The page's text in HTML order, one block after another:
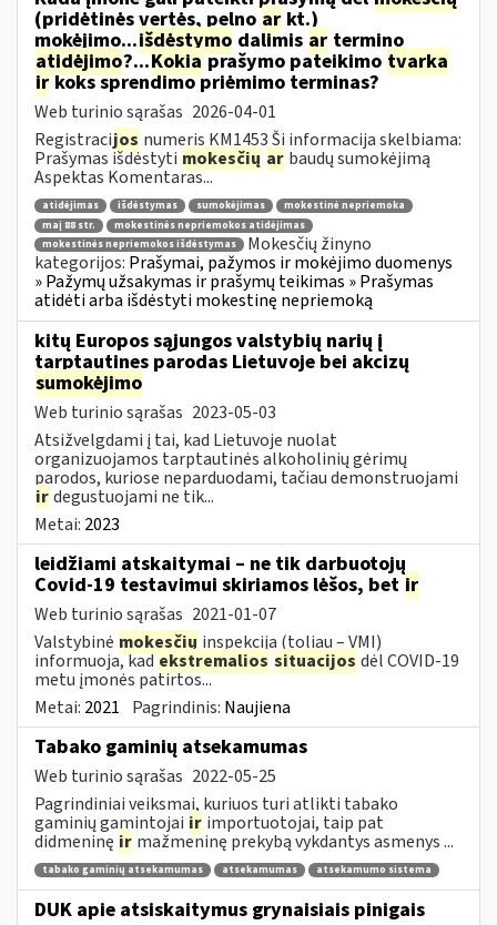
(pridėtinės vertės, pelno ar kt.)
mokėjimo...išdėstymo dalimis ar termino
atidėjimo?...Kokiaprašymo pateikimo tvarka
irkoks sprendimo priėmimo terminas?
Web turinio sąrašas 2026-04-01
Registracijos numeris KM1453 Ši informacija skelbiama:
Prašymas išdėstyti mokesčių ar baudų sumokėjimą
Aspektas Komentaras...
atidėjimas išdėstymas sumokėjimas
mokestinė nepriemoka
maį 88 str.
mokestinės nepriemokos atidėjimas
mokestinės nepriemokos išdėstymas
Mokesčių žinyno
kategorijos: Prašymai, pažymos ir mokėjimo duomenys
» Pažymų užsakymas ir prašymų teikimas » Prašymas
atidėti arba išdėstyti mokestinę nepriemoką
kitų Europos sąjungos valstybių narių į
tarptautines parodas Lietuvoje bei akcizų
sumokėjimo
Web turinio sąrašas 2023-05-03
Atsižvelgdami į tai, kad Lietuvoje nuolat
organizuojamos tarptautinės alkoholinių gėrimų
parodos, kuriose neparduodami, tačiau demonstruojami
irdegustuojami ne tik...
Metai: 2023
leidžiami atskaitymai – ne tik darbuotojų
Covid-19 testavimui skiriamos lėšos, bet ir
Web turinio sąrašas 2021-01-07
Valstybinė mokesčių inspekcija (toliau – VMI)
informuoja, kadekstremalios situacijos dėl COVID-19
metu įmonės patirtos...
Metai: 2021 Pagrindinis: Naujiena
Tabako gaminių atsekamumas
Web turinio sąrašas 2022-05-25
Pagrindiniai veiksmai, kuriuos turi atlikti tabako
gaminių gamintojai ir importuotojai, taip pat
didmeninę ir mažmeninę prekybą vykdantys asmenys ...
tabako gaminių atsekamumas atsekamumas atsekamumo sistema
DUK apie atsiskaitymus grynaisiais pinigais